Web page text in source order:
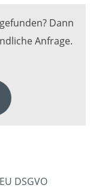
Dann
Anfrage.
DSGVO